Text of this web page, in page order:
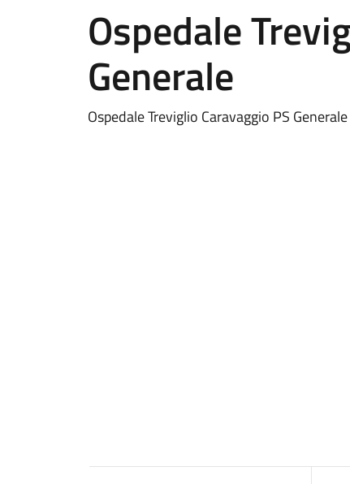
Ospedale
Generale
Ospedale Treviglio Caravaggio PS Generale